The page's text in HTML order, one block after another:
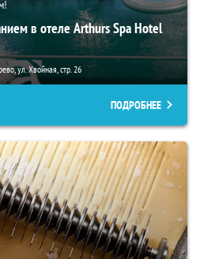
в отеле Arthurs Spa Hotel
ул. Хвойная, стр. 26
ПОДРОБНЕЕ